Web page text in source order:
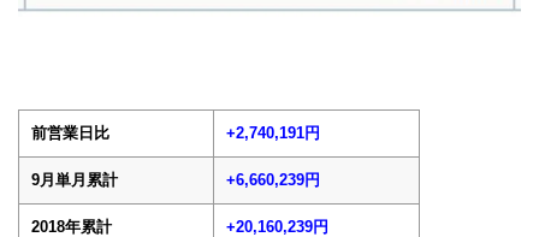
前営業日比 +2,740,191円
9月単月累計 +6,660,239円
2018年累計 +20,160,239円